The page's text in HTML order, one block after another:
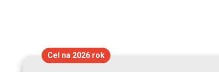
Cel na 2026 rok